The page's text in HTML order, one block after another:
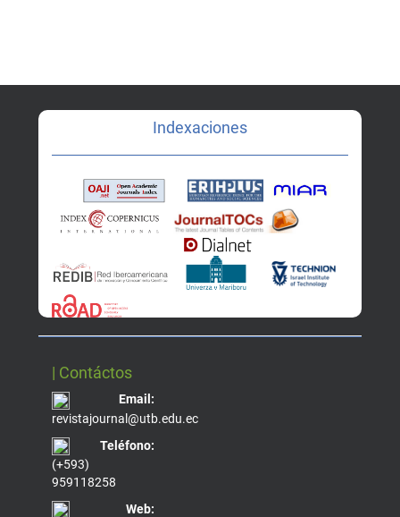
Indexaciones
| Contáctos
Email:
revistajournal@utb.edu.ec
Teléfono:
(+593)
959118258
Web: